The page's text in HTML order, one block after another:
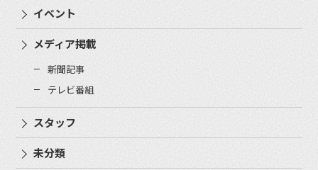
イベント
メディア掲載
新聞記事
テレビ番組
スタッフ
未分類